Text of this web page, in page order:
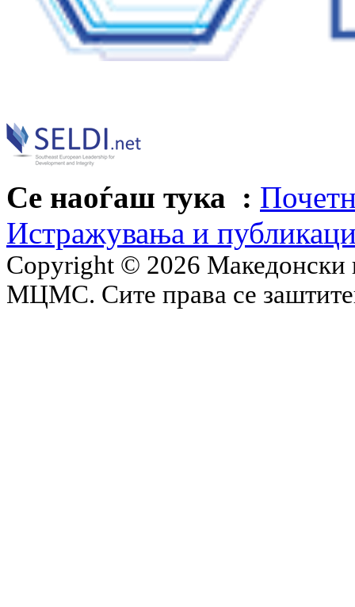
Се наоѓаш тука :
Истражувања и
Copyright © 2026 Македонски
МЦМС. Сите права се